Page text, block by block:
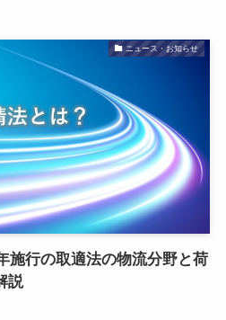
ニュース・お知らせ
施行の取適法の物流分野と荷
説